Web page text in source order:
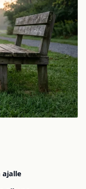
ajalle